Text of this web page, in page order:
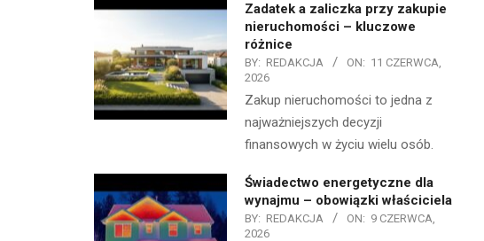
Zadatek a zaliczka przy zakupie
nieruchomości – kluczowe
różnice
BY: REDAKCJA ON: 11 CZERWCA,
2026
Zakup nieruchomości to jedna z
najważniejszych decyzji
finansowych w życiu wielu osób.
Świadectwo energetyczne dla
wynajmu – obowiązki właściciela
BY: REDAKCJA ON: 9 CZERWCA,
2026